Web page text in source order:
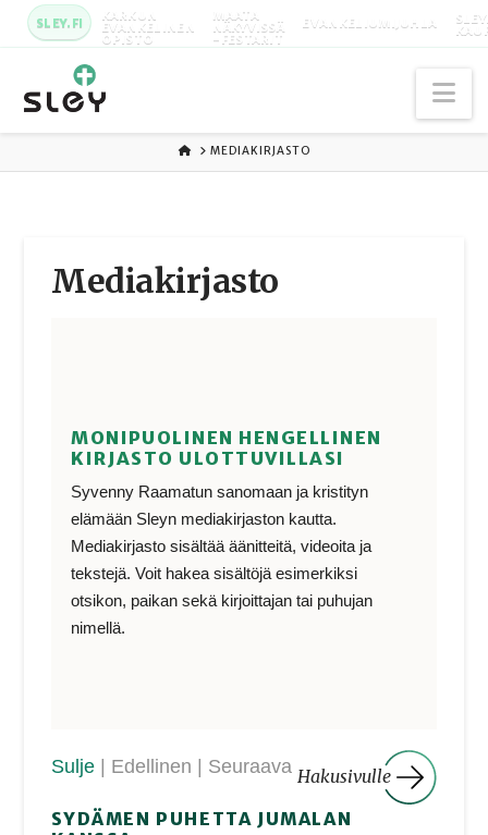
SLEY.FI KARKUN
EVANKELINEN
OPISTO
MAATA
NÄKYVISSÄ
-FESTARIT
EVANKELIUMIJUHLA
ETUSIVU
MEDIAKIRJASTO
Media­kirjasto
MONIPUOLINEN HENGELLINEN
KIRJASTO ULOTTUVILLASI
Syvenny Raamatun sanomaan ja kristityn
elämään Sleyn mediakirjaston kautta.
Mediakirjasto sisältää äänitteitä, videoita ja
tekstejä. Voit hakea sisältöjä esimerkiksi
otsikon, paikan sekä kirjoittajan tai puhujan
nimellä.
Hakusivulle
Sulje | Edellinen | Seuraava
SYDÄMEN PUHETTA JUMALAN